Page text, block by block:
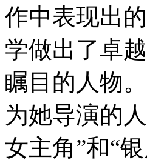
作中表现出
学做出了卓
瞩目的人物
为她导演的
女主角”和“